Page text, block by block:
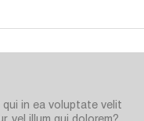
qui in ea voluptate velit